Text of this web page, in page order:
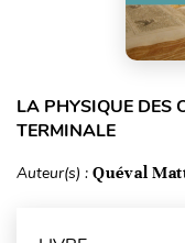
LA PHYSIQUE DES
TERMINALE
Auteur(s) : Quéval